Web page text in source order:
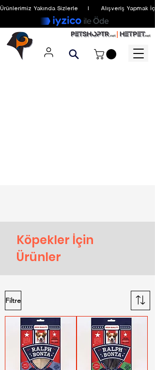
Ürünlerimiz Yakında Sizlerle     I      Alışveriş
Köpekler İçin
Ürünler
Filtre